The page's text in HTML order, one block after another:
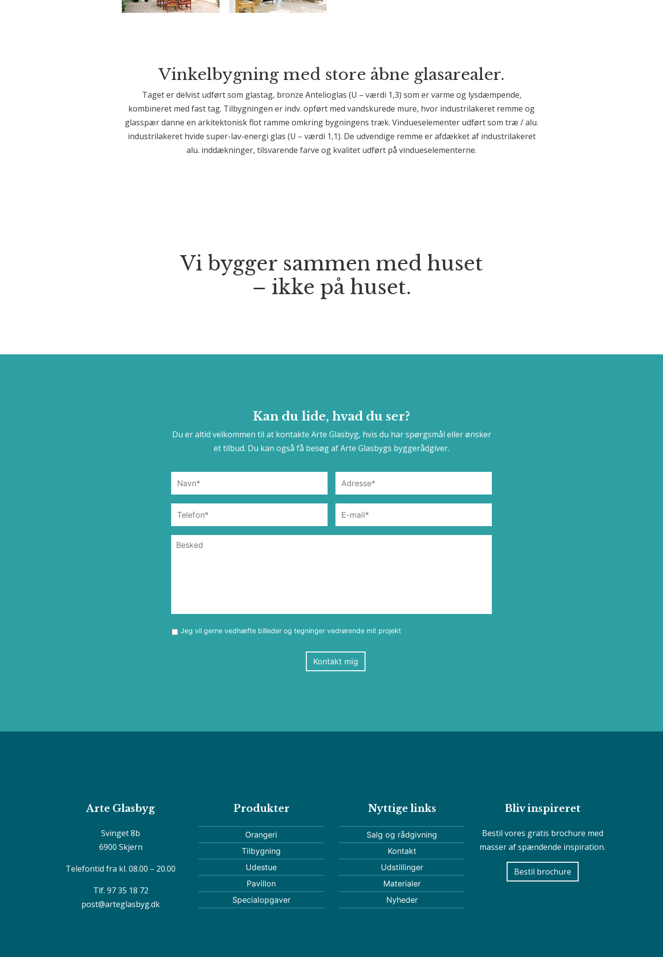
Vinkelbygning med store åbne glasarealer.
Taget er delvist udført som glastag, bronze Antelioglas (U – værdi 1,3) som er varme og lysdæmpende,
kombineret med fast tag. Tilbygningen er indv. opført med vandskurede mure, hvor industrilakeret remme og
glasspær danne en arkitektonisk flot ramme omkring bygningens træk. Vindueselementer udført som træ / alu.
industrilakeret hvide super-lav-energi glas (U – værdi 1,1). De udvendige remme er afdækket af industrilakeret
alu. inddækninger, tilsvarende farve og kvalitet udført på vindueselementerne.
Vi bygger sammen med huset
– ikke på huset.
Kan du lide, hvad du ser?
Du er altid velkommen til at kontakte Arte Glasbyg, hvis du har spørgsmål eller ønsker
et tilbud. Du kan også få besøg af Arte Glasbygs byggerådgiver.
Jeg vil gerne vedhæfte billeder og tegninger vedrørende mit projekt
Kontakt mig
Arte Glasbyg
Svinget 8b
6900 Skjern
Telefontid fra kl. 08.00 – 20.00
Tlf. 97 35 18 72
post@arteglasbyg.dk
Produkter
Orangeri
Tilbygning
Udestue
Pavillon
Specialopgaver
Nyttige links
Salg og rådgivning
Kontakt
Udstillinger
Materialer
Nyheder
Bliv inspireret
Bestil vores gratis brochure med
masser af spændende inspiration.
Bestil brochure